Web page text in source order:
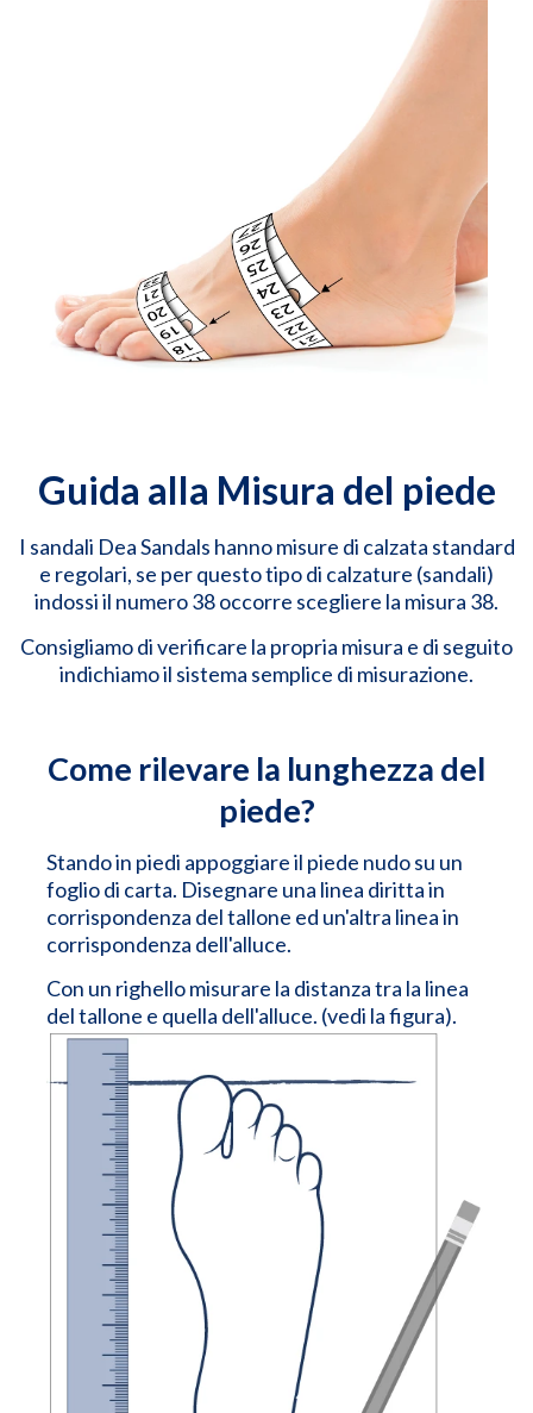
Guida alla Misura del piede
I sandali Dea Sandals hanno misure di calzata standard
e regolari, se per questo tipo di calzature (sandali)
indossi il numero 38 occorre scegliere la misura 38.
Consigliamo di verificare la propria misura e di seguito
indichiamo il sistema semplice di misurazione.
Come rilevare la lunghezza del
piede?
Stando in piedi appoggiare il piede nudo su un
foglio di carta. Disegnare una linea diritta in
corrispondenza del tallone ed un'altra linea in
corrispondenza dell'alluce.
Con un righello misurare la distanza tra la linea
del tallone e quella dell'alluce. (vedi la figura).